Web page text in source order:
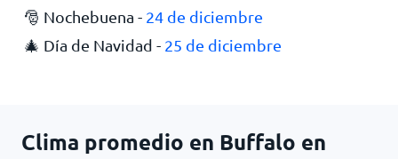
🎅 Nochebuena - 24 de diciembre
🎄 Día de Navidad - 25 de diciembre
Clima promedio en Buffalo en